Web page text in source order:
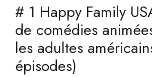
# 1 Happy Family
de comédies
les adultes
épisodes)